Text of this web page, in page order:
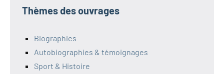
Thèmes des ouvrages
Biographies
Autobiographies & témoignages
Sport & Histoire